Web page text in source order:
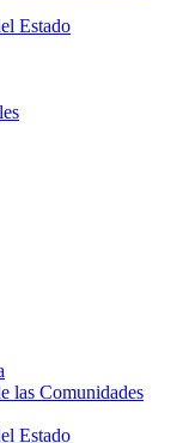
Estado
las Comunidades
Estado